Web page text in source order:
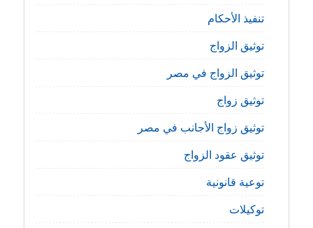
تنفيذ الأحكام
توثيق الزواج
توثيق الزواج في مصر
توثيق زواج
توثيق زواج الأجانب في مصر
توثيق عقود الزواج
توعية قانونية
توكيلات